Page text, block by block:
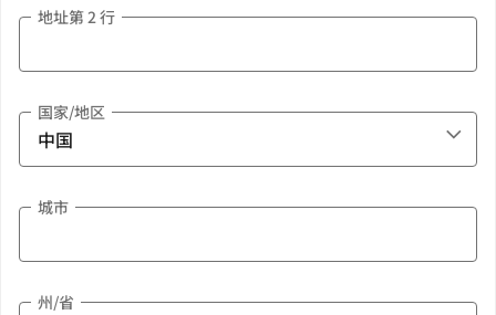
地址第 2 行
国家/地区
城市
州/省